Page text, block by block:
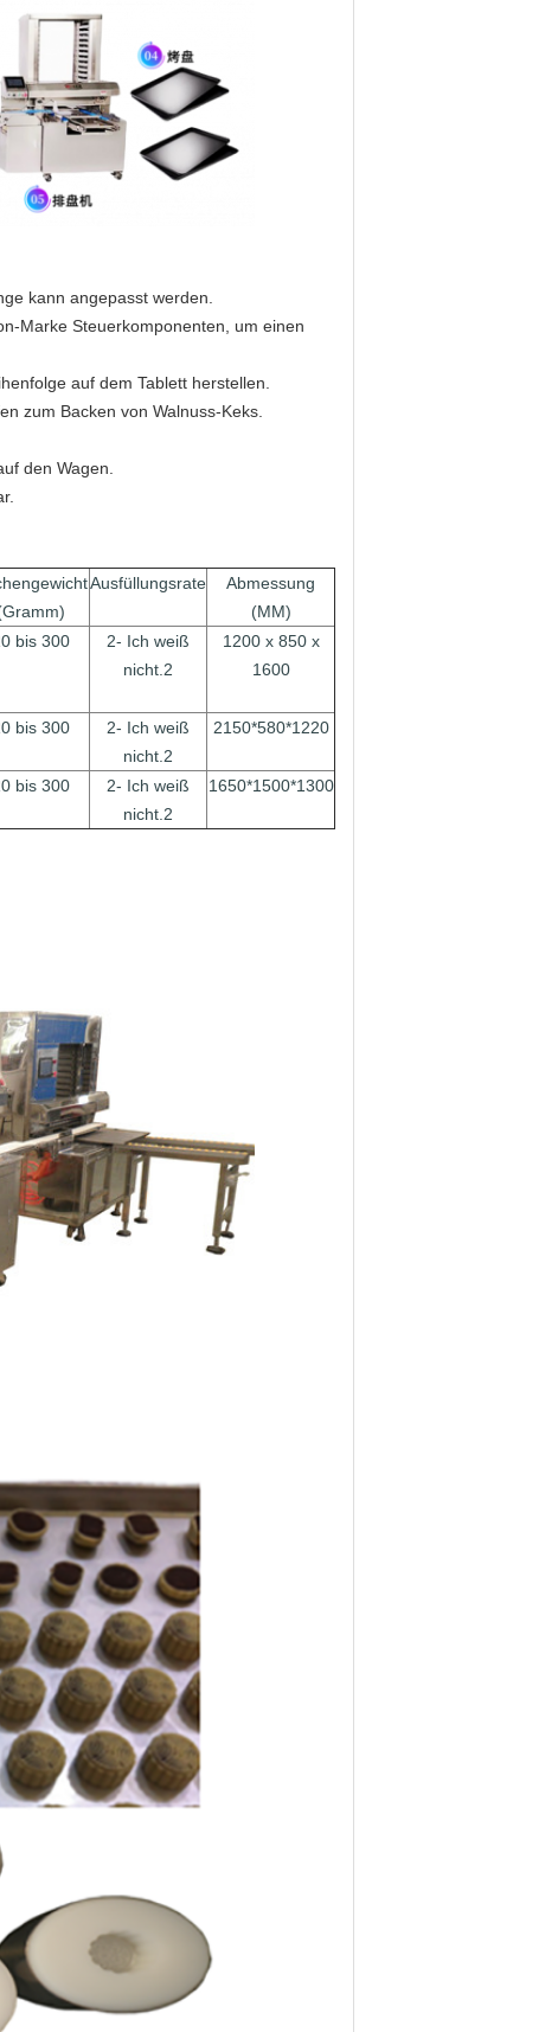
kann angepasst werden.
Marke Steuerkomponenten, um einen
auf dem Tablett herstellen.
zum Backen von Walnuss-Keks.
den Wagen.
Ausfüllungsrate
Abmessung
(MM)
bis 300
2- Ich weiß
nicht.2
1200 x 850 x
1600
bis 300
2- Ich weiß
nicht.2
2150*580*1220
bis 300
2- Ich weiß
nicht.2
1650*1500*1300